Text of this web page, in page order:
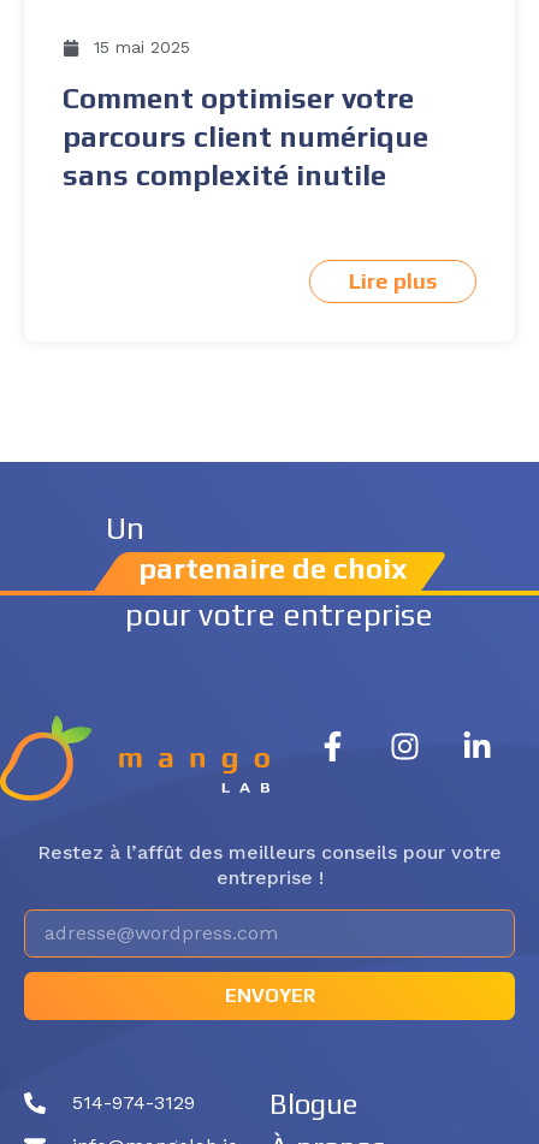
15 mai 2025
Comment optimiser votre
parcours client numérique
sans complexité inutile
Lire plus
Un
partenaire de choix
pour votre entreprise
Restez à l’affût des meilleurs conseils pour votre
entreprise !
ENVOYER
514-974-3129
Blogue